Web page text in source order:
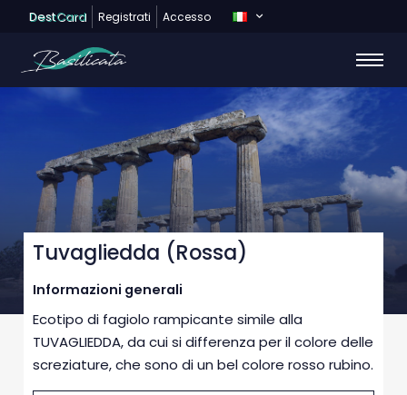
DestCard Registrati Accesso
Tuvagliedda (Rossa)
Informazioni generali
Ecotipo di fagiolo rampicante simile alla
TUVAGLIEDDA, da cui si differenza per il colore delle
screziature, che sono di un bel colore rosso rubino.